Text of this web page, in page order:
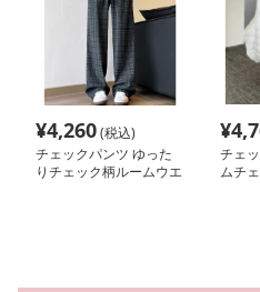
¥4,260(税込)
チェックパンツ ゆった
りチェック柄ルームウエ
¥
チェ
ムチ